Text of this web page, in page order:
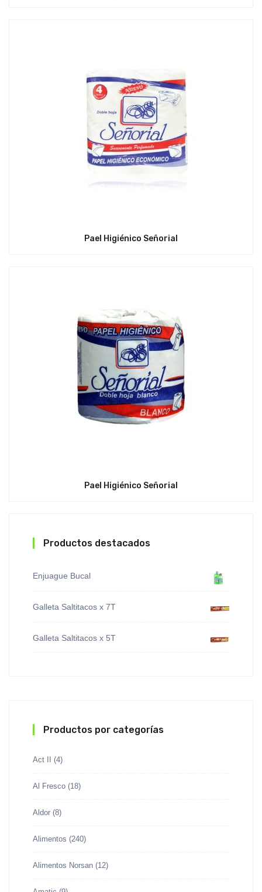
Pael Higiénico Señorial
Pael Higiénico Señorial
Productos destacados
Enjuague Bucal
Galleta Saltitacos x 7T
Galleta Saltitacos x 5T
Productos por categorías
Act II (4)
Al Fresco (18)
Aldor (8)
Alimentos (240)
Alimentos Norsan (12)